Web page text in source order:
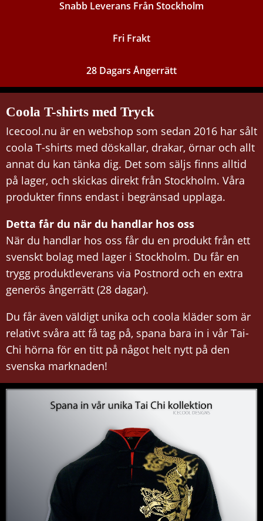
Snabb Leverans Från Stockholm
Fri Frakt
28 Dagars Ångerrätt
Coola T-shirts med Tryck
Icecool.nu är en webshop som sedan 2016 har sålt
coola T-shirts med döskallar, drakar, örnar och allt
annat du kan tänka dig. Det som säljs finns alltid
på lager, och skickas direkt från Stockholm. Våra
produkter finns endast i begränsad upplaga.
Detta får du när du handlar hos oss
När du handlar hos oss får du en produkt från ett
svenskt bolag med lager i Stockholm. Du får en
trygg produktleverans via Postnord och en extra
generös ångerrätt (28 dagar).
Du får även väldigt unika och coola kläder som är
relativt svåra att få tag på, spana bara in i vår Tai-
Chi hörna för en titt på något helt nytt på den
svenska marknaden!